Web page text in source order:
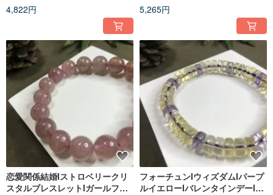
ブルIレディースギフト石
4,822円 5,265円
恋愛関係結婚Iストロベリークリ
スタルブレスレットIガールフレ
フォーチュンIウィズダムIパープ
ルイエローIバレンタインデーIバ